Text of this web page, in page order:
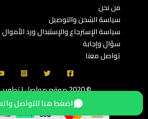
اضغط هنا للتواصل
من نحن
سياسة الشحن والتوصيل
سياسة الإسترجاع والإستبدال ورد الأموال
سؤال وإجابة
تواصل معنا
© 2020 موقع مواصل | تطوير